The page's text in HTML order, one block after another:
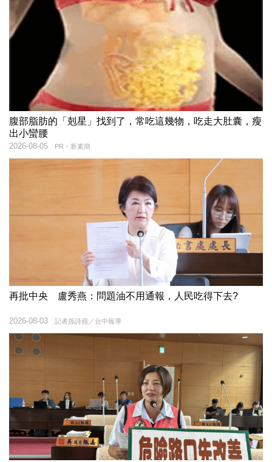
腹部脂肪的「剋星」找到了，常吃這幾物，吃走大肚囊，瘦
出小蠻腰
PR・新素簡
2026-08-05
再批中央 盧秀燕：問題油不用通報，人民吃得下去?
記者孫詩蘋／台中報導
2026-08-03